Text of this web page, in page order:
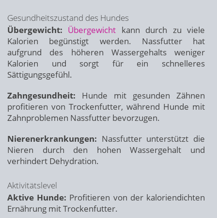
Gesundheitszustand des Hundes
Übergewicht: Übergewicht kann durch zu viele
Kalorien begünstigt werden. Nassfutter hat
aufgrund des höheren Wassergehalts weniger
Kalorien und sorgt für ein schnelleres
Sättigungsgefühl.
Zahngesundheit: Hunde mit gesunden Zähnen
profitieren von Trockenfutter, während Hunde mit
Zahnproblemen Nassfutter bevorzugen.
Nierenerkrankungen: Nassfutter unterstützt die
Nieren durch den hohen Wassergehalt und
verhindert Dehydration.
Aktivitätslevel
Aktive Hunde: Profitieren von der kaloriendichten
Ernährung mit Trockenfutter.